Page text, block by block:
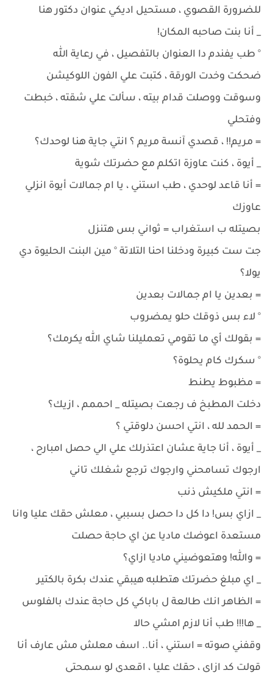
للضرورة القصوي ، مستحيل اديكي عنوان دكتور هنا
_ أنا بنت صاحبه المكان!
° طب يفندم دا العنوان بالتفصيل ، في رعاية الله
ضحكت وخدت الورقة ، كتبت علي الفون اللوكيشن
وسوقت ووصلت قدام بيته ، سألت علي شقته ، خبطت
وفتحلي
= مريم!! ، قصدي آنسة مريم ؟ انتي جاية هنا لوحدك؟
_ أيوة ، كنت عاوزة اتكلم مع حضرتك شوية
= أنا قاعد لوحدي ، طب استني ، يا ام جمالات أيوة انزلي
عاوزك
بصيتله ب استغراب = ثواني بس هتنزل
جت ست كبيرة ودخلنا احنا التلاتة ° مين البنت الحليوة دي
يولا؟
= بعدين يا ام جمالات بعدين
° لاء بس ذوقك حلو يمضروب
= بقولك أي ما تقومي تعمليلنا شاي الله يكرمك؟
° سكرك كام يحلوة؟
= مظبوط يطنط
دخلت المطبخ ف رجعت بصيتله _ احممم ، ازيك؟
= الحمد لله ، انتي احسن دلوقتي ؟
_ أيوة ، أنا جاية عشان اعتذرلك علي الي حصل امبارح ،
ارجوك تسامحني وارجوك ترجع شغلك تاني
= انتي ملكيش ذنب
_ ازاي بس! دا كل دا حصل بسببي ، معلش حقك عليا وانا
مستعدة اعوضك ماديا عن اي حاجة حصلت
= والله! وهتعوضيني ماديا ازاي؟
_ اي مبلغ حضرتك هتطلبه هيبقي عندك بكرة بالكتير
= الظاهر انك طالعة ل باباكي كل حاجة عندك بالفلوس
_ ها!!! طب أنا لازم امشي حالا
وقفني صوته = استني ، أنا.. اسف معلش مش عارف أنا
قولت كد ازاي ، حقك عليا ، اقعدي لو سمحتي